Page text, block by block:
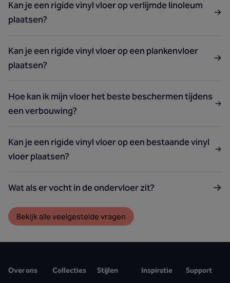
Kan je een rigide vinyl vloer op verlijmde linoleum
plaatsen?
Kan je een rigide vinyl vloer op een plankenvloer
plaatsen?
Hoe kan ik mijn vloer het beste beschermen tijdens
een verbouwing?
Kan je een rigide vinyl vloer op een bestaande vinyl
vloer plaatsen?
Wat als er vocht in de ondervloer zit?
Bekijk alle veelgestelde vragen
Over ons Collecties Stijlen Inspiratie Support